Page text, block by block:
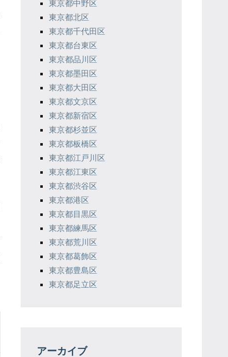
東京都中野区
東京都北区
東京都千代田区
東京都台東区
東京都品川区
東京都墨田区
東京都大田区
東京都文京区
東京都新宿区
東京都杉並区
東京都板橋区
東京都江戸川区
東京都江東区
東京都渋谷区
東京都港区
東京都目黒区
東京都練馬区
東京都荒川区
東京都葛飾区
東京都豊島区
東京都足立区
アーカイブ